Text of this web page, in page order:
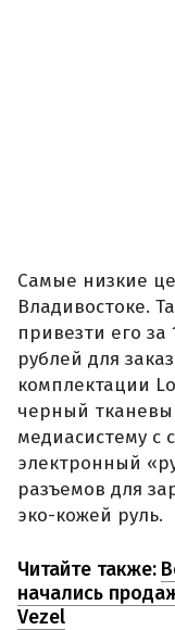
Самые низкие
Владивостоке.
привезти его за
рублей для
комплектации
черный
медиасистему с
электронный
разъемов для
эко-кожей руль.
Читайте также:
начались
Vezel